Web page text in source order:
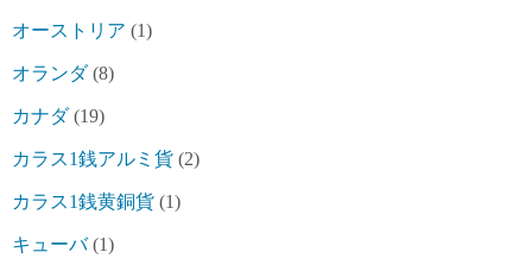
オーストリア (1)
オランダ(8)
カナダ(19)
カラス1銭アルミ貨 (2)
カラス1銭黄銅貨 (1)
キューバ(1)